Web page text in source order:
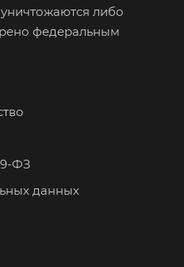
либо
федеральным
ФЗ
данных